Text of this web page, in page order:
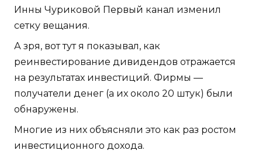
Инны Чуриковой Первый канал изменил
сетку вещания.
А зря, вот тут я показывал, как
реинвестирование дивидендов отражается
на результатах инвестиций. Фирмы —
получатели денег (а их около 20 штук) были
обнаружены.
Многие из них объясняли это как раз ростом
инвестиционного дохода.